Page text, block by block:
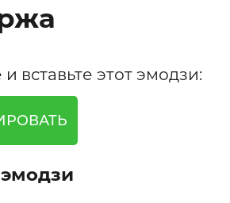
вставьте этот эмодзи: